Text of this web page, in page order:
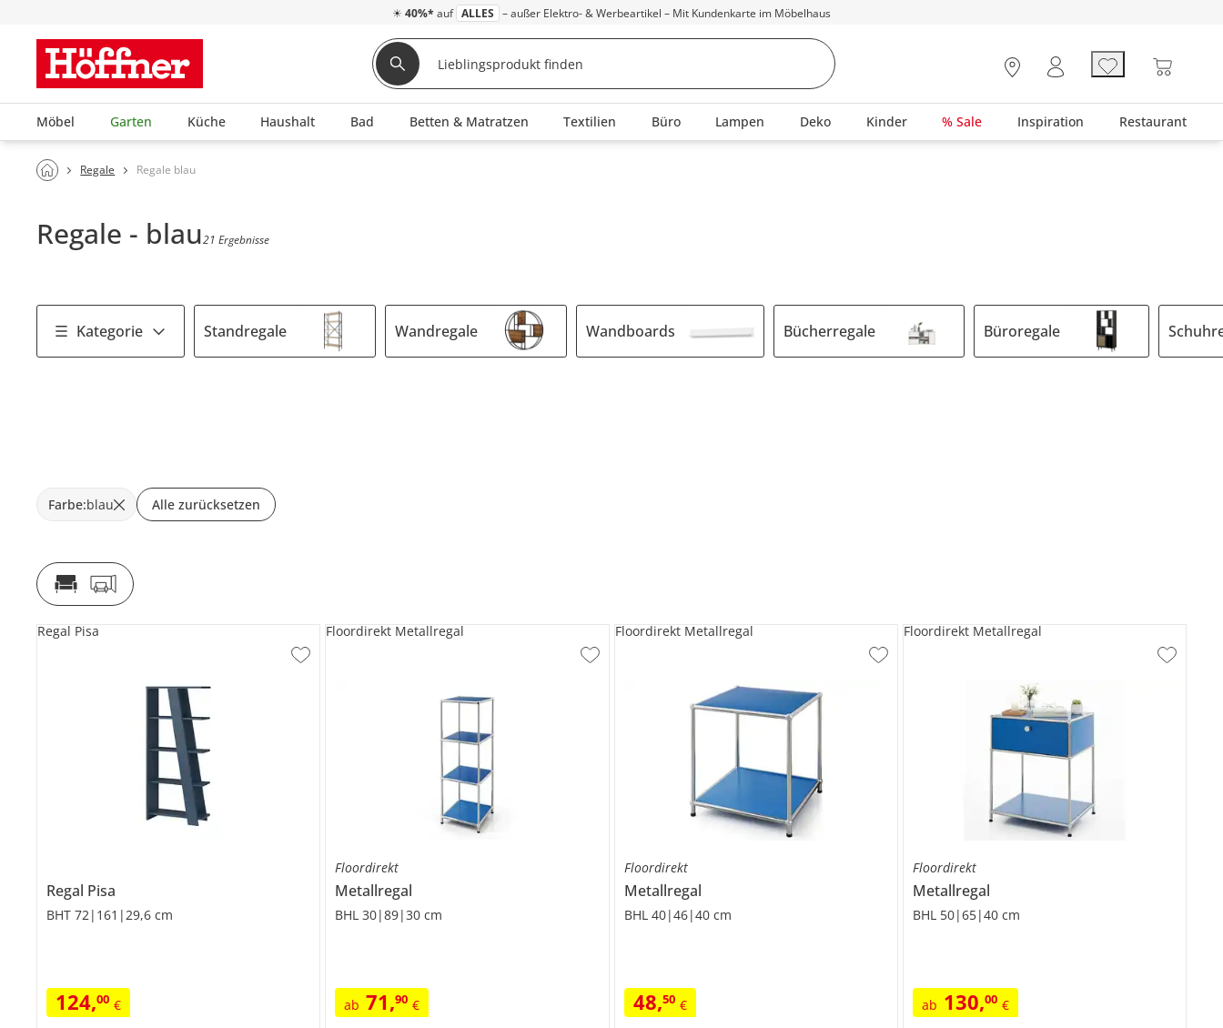
☀ 40%* auf ALLES – außer Elektro- & Werbeartikel – Mit Kundenkarte im Möbelhaus
Möbel Garten Küche Haushalt Bad Betten & Matratzen Textilien Büro Lampen Deko Kinder % Sale Inspiration Restaurant
Regale Regale blau
Regale - blau21 Ergebnisse
Kategorie Standregale Wandregale Wandboards Bücherregale Büroregale
Farbe:blau Alle zurücksetzen
Regal Pisa
BHT 72|161|29,6 cm
124,00 €
Regal Pisa
Floordirekt
Metallregal
BHL 30|89|30 cm
ab 71,90 €
Floordirekt Metallregal
Floordirekt
Metallregal
BHL 40|46|40 cm
48,50 €
Floordirekt Metallregal
Floordirekt
Metallregal
BHL 50|65|40 cm
ab 130,00 €
Floordirekt Metallregal